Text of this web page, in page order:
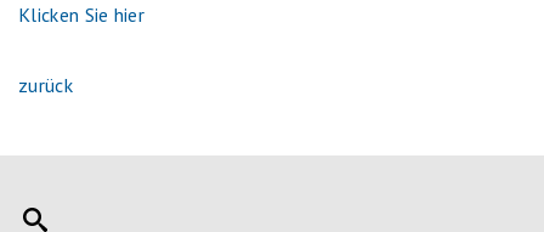
Klicken Sie hier
zurück